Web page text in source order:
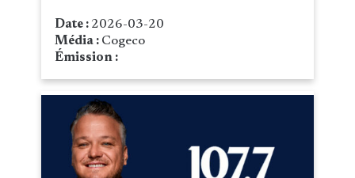
Date : 2026-03-20
Média : Cogeco
Émission :